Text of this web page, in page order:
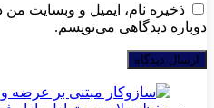
ذخیره نام، ایمیل و وبسایت
دوباره دیدگاهی می‌نویسم.